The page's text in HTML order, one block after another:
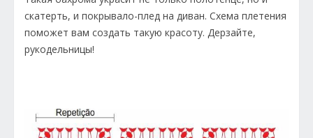
скатерть, и покрывало-плед на диван. Схема плетения
поможет вам создать такую красоту. Дерзайте,
рукодельницы!